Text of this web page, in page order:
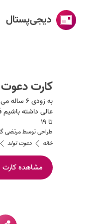
دیجی‌پستال
ساخت کارت پستال
دسته‌بندی‌ها
تقویم مناسبت ها
طراحی اختصاصی کارت
کارت
به زودی
تا ۱۹
طراحی توسطمرتضی
خانه
دعوت تولد
مشاهده کارت